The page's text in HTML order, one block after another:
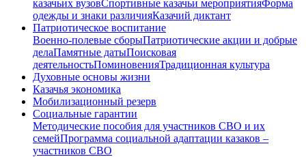
казачьих вузовСпортивные казачьи мероприятияФорма
одежды и знаки различияКазачий диктант
Патриотическое воспитание
Военно-полевые сборыПатриотические акции и добрые
делаПамятные датыПоисковая
деятельностьПоминовенияТрадиционная культура
Духовные основы жизни
Казачья экономика
Мобилизационный резерв
Социальные гарантии
Методические пособия для участников СВО и их
семейПрограмма социальной адаптации казаков –
участников СВО